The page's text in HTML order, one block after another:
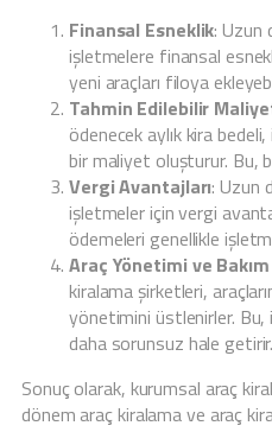
Finansal Esneklik: Uzun
işletmelere finansal
yeni araçları filoya
Tahmin Edilebilir
ödenecek aylık kira
bir maliyet oluşturur. Bu,
Vergi Avantajları: Uzun
işletmeler için vergi
ödemeleri genellikle
Araç Yönetimi ve
kiralama şirketleri,
yönetimini üstlenirler. Bu,
daha sorunsuz hale getirir.
Sonuç olarak, kurumsal araç
dönem araç kiralama ve araç